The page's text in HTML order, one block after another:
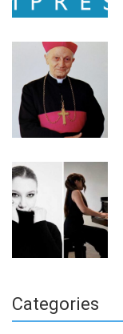
Categories